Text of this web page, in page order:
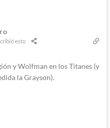
esto
y Wolfman en los Titanes (y
la Grayson).